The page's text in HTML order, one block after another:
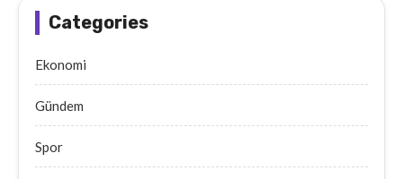
Categories
Ekonomi
Gündem
Spor